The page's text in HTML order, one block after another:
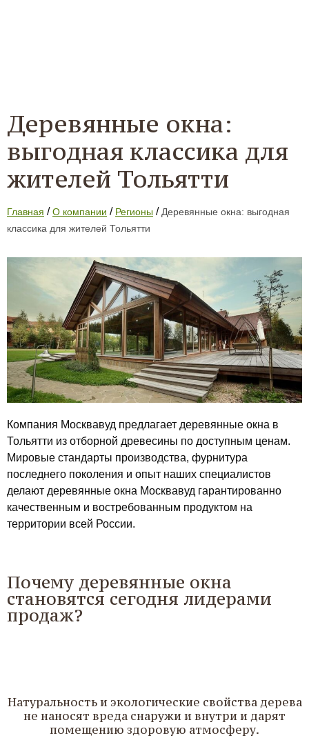
Деревянные окна:
выгодная классика для
жителей Тольятти
Главная / О компании / Регионы / Деревянные окна: выгодная
классика для жителей Тольятти
Компания Москвавуд предлагает деревянные окна в
Тольятти из отборной древесины по доступным ценам.
Мировые стандарты производства, фурнитура
последнего поколения и опыт наших специалистов
делают деревянные окна Москвавуд гарантированно
качественным и востребованным продуктом на
территории всей России.
Почему деревянные окна
становятся сегодня лидерами
продаж?
Натуральность и экологические свойства дерева
не наносят вреда снаружи и внутри и дарят
помещению здоровую атмосферу.